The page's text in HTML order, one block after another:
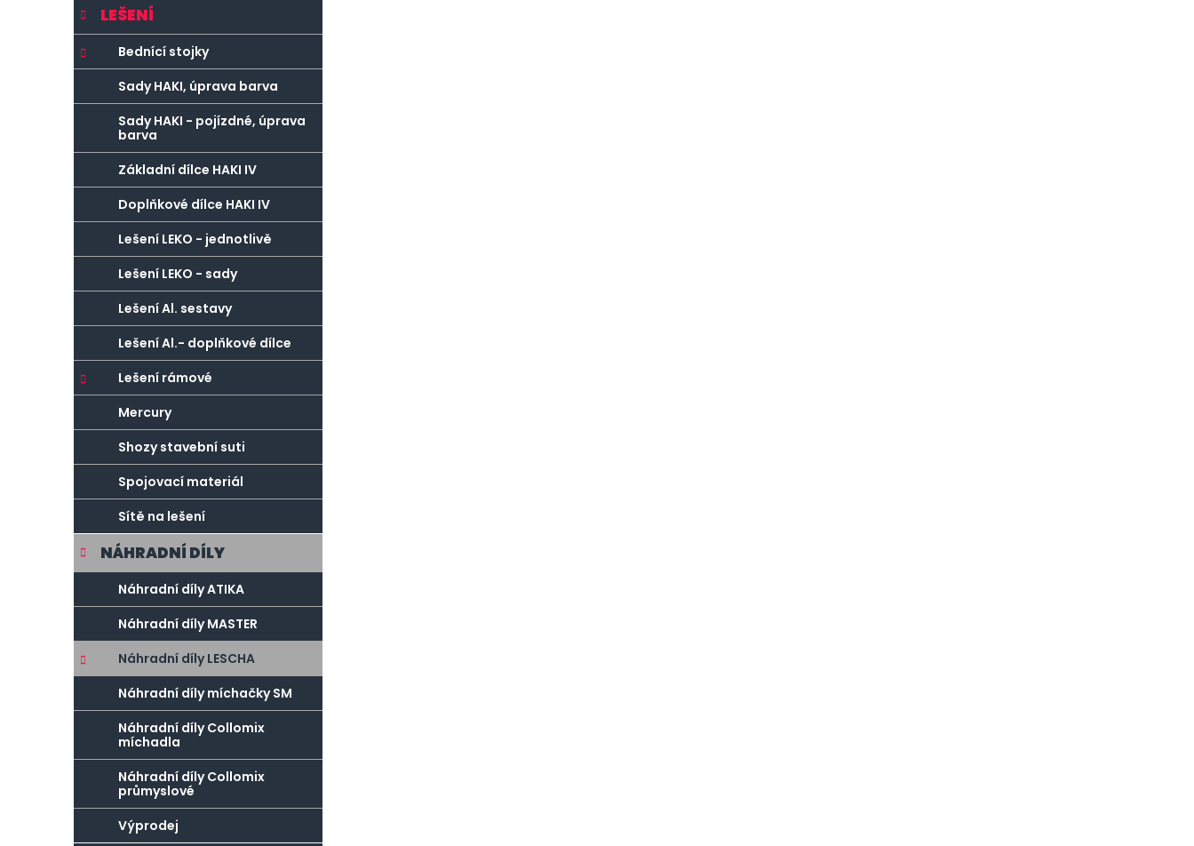
LEŠENÍ
Bednící stojky
Sady HAKI, úprava barva
Sady HAKI - pojízdné, úprava
barva
Základní dílce HAKI IV
Doplňkové dílce HAKI IV
Lešení LEKO - jednotlivě
Lešení LEKO - sady
Lešení Al. sestavy
Lešení Al.- doplňkové dílce
Lešení rámové
Mercury
Shozy stavební suti
Spojovací materiál
Sítě na lešení
NÁHRADNÍ DÍLY
Náhradní díly ATIKA
Náhradní díly MASTER
Náhradní díly LESCHA
Náhradní díly míchačky SM
Náhradní díly Collomix
míchadla
Náhradní díly Collomix
průmyslové
Výprodej